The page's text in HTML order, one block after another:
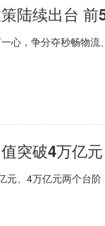
心，争分夺秒畅物
突破4万亿
元、4万亿元两个台